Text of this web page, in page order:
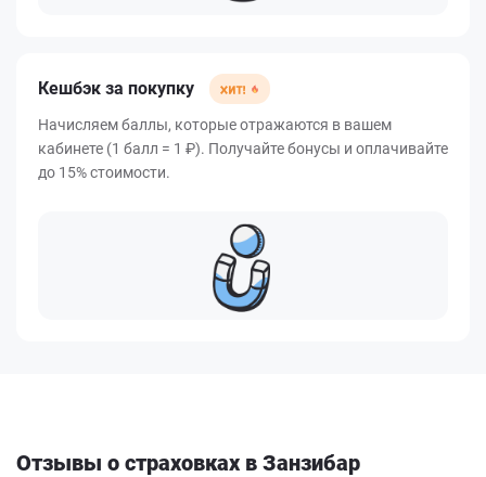
Кешбэк за покупку
Начисляем баллы, которые отражаются в вашем
кабинете (1 балл = 1 ₽). Получайте бонусы и оплачивайте
до 15% стоимости.
Отзывы о страховках в Занзибар